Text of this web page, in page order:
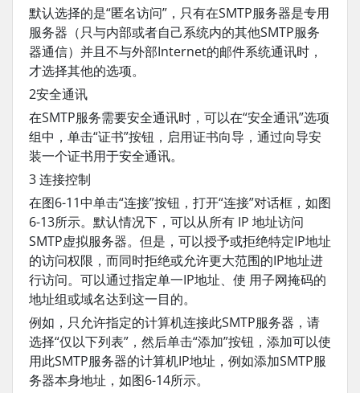
默认选择的是“匿名访问”，只有在SMTP服务器是专用
服务器（只与内部或者自己系统内的其他SMTP服务
器通信）并且不与外部Internet的邮件系统通讯时，
才选择其他的选项。
2安全通讯
在SMTP服务需要安全通讯时，可以在“安全通讯”选项
组中，单击“证书”按钮，启用证书向导，通过向导安
装一个证书用于安全通讯。
3 连接控制
在图6-11中单击“连接”按钮，打开“连接”对话框，如图
6-13所示。默认情况下，可以从所有 IP 地址访问
SMTP虚拟服务器。但是，可以授予或拒绝特定IP地址
的访问权限，而同时拒绝或允许更大范围的IP地址进
行访问。可以通过指定单一IP地址、使 用子网掩码的
地址组或域名达到这一目的。
例如，只允许指定的计算机连接此SMTP服务器，请
选择“仅以下列表”，然后单击“添加”按钮，添加可以使
用此SMTP服务器的计算机IP地址，例如添加SMTP服
务器本身地址，如图6-14所示。